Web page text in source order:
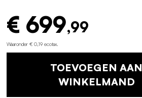
€ 699,99
Waaronder € 0,19 ecotax
TOEVOEGEN AAN
WINKELMAND